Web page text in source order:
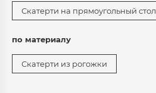
Скатерти на прямоугольный стол
по материалу
Скатерти из рогожки